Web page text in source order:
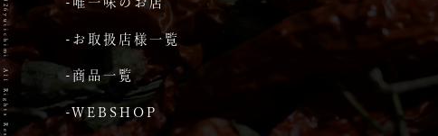
-お取扱店様一覧
-商品一覧
-WEBSHOP